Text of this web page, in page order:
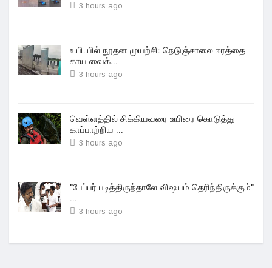
3 hours ago
உ.பி.யில் நூதன முயற்சி: நெடுஞ்சாலை ஈரத்தை
காய வைக்...
3 hours ago
வெள்ளத்தில் சிக்கியவரை உயிரை கொடுத்து
காப்பாற்றிய ...
3 hours ago
"பேப்பர் படித்திருந்தாலே விஷயம் தெரிந்திருக்கும்"
...
3 hours ago